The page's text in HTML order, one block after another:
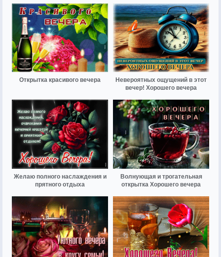
Открытка красивого вечера
Невероятных ощущений в этот
вечер! Хорошего вечера
Желаю полного наслаждения и
прятного отдыха
Волнующая и трогательная
открытка Хорошего вечера